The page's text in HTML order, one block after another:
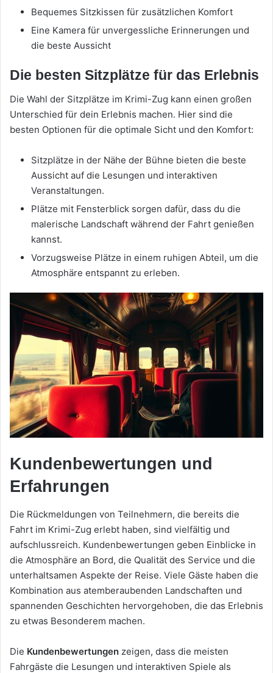
Bequemes Sitzkissen für zusätzlichen Komfort
Eine Kamera für unvergessliche Erinnerungen und
die beste Aussicht
Die besten Sitzplätze für das Erlebnis
Die Wahl der Sitzplätze im Krimi-Zug kann einen großen
Unterschied für dein Erlebnis machen. Hier sind die
besten Optionen für die optimale Sicht und den Komfort:
Sitzplätze in der Nähe der Bühne bieten die beste
Aussicht auf die Lesungen und interaktiven
Veranstaltungen.
Plätze mit Fensterblick sorgen dafür, dass du die
malerische Landschaft während der Fahrt genießen
kannst.
Vorzugsweise Plätze in einem ruhigen Abteil, um die
Atmosphäre entspannt zu erleben.
Kundenbewertungen und
Erfahrungen
Die Rückmeldungen von Teilnehmern, die bereits die
Fahrt im Krimi-Zug erlebt haben, sind vielfältig und
aufschlussreich. Kundenbewertungen geben Einblicke in
die Atmosphäre an Bord, die Qualität des Service und die
unterhaltsamen Aspekte der Reise. Viele Gäste haben die
Kombination aus atemberaubenden Landschaften und
spannenden Geschichten hervorgehoben, die das Erlebnis
zu etwas Besonderem machen.
Die Kundenbewertungen zeigen, dass die meisten
Fahrgäste die Lesungen und interaktiven Spiele als